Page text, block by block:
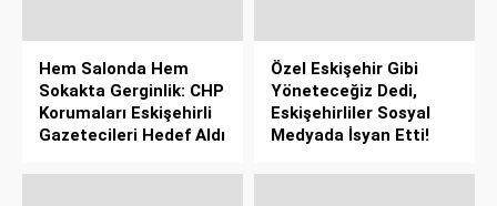
Hem Salonda Hem
Sokakta Gerginlik: CHP
Korumaları Eskişehirli
Gazetecileri Hedef Aldı
Özel Eskişehir Gibi
Yöneteceğiz Dedi,
Eskişehirliler Sosyal
Medyada İsyan Etti!